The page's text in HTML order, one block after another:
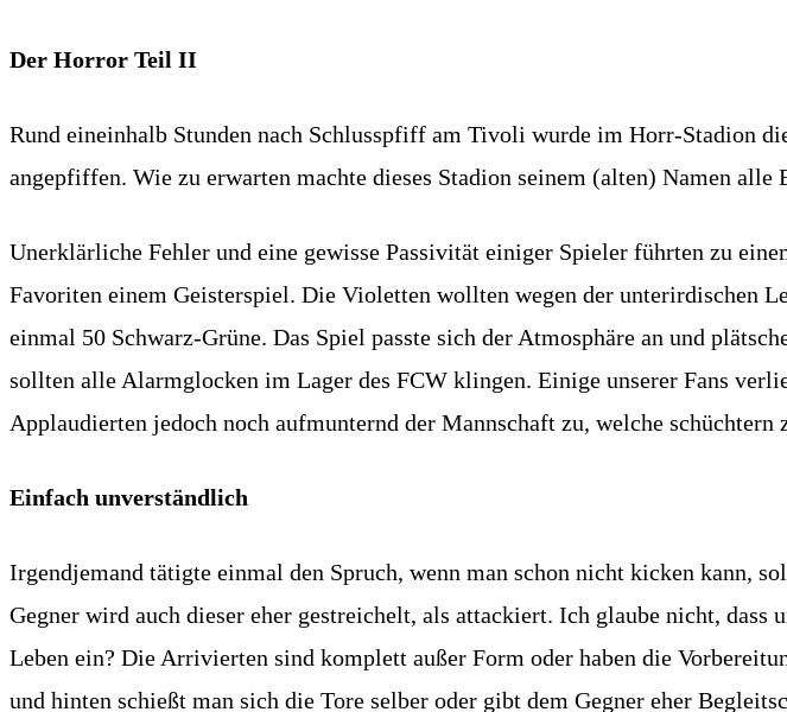
Der Horror Teil II
Rund eineinhalb Stunden nach Schlusspfiff am Tivoli wurde im Horr-Stadion
angepfiffen. Wie zu erwarten machte dieses Stadion seinem (alten) Namen
Unerklärliche Fehler und eine gewisse Passivität einiger Spieler führten zu
Favoriten einem Geisterspiel. Die Violetten wollten wegen der unterirdischen
einmal 50 Schwarz-Grüne. Das Spiel passte sich der Atmosphäre an und
sollten alle Alarmglocken im Lager des FCW klingen. Einige unserer Fans
Applaudierten jedoch noch aufmunternd der Mannschaft zu, welche schüchtern
Einfach unverständlich
Irgendjemand tätigte einmal den Spruch, wenn man schon nicht kicken kann,
Gegner wird auch dieser eher gestreichelt, als attackiert. Ich glaube nicht, dass
Leben ein? Die Arrivierten sind komplett außer Form oder haben die
und hinten schießt man sich die Tore selber oder gibt dem Gegner eher